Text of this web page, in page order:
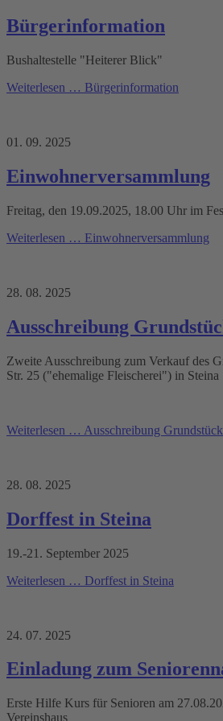
Bürgerinformation
Bushaltestelle "Heiterer Blick"
Weiterlesen … Bürgerinformation
01. 09. 2025
Einwohnerversammlung
Freitag, den 19.09.2025, 18.00 Uhr im
Weiterlesen … Einwohnerversammlung
28. 08. 2025
Ausschreibung
Zweite Ausschreibung zum Verkauf des
Str. 25 ("ehemalige Fleischerei") in Steina
Weiterlesen … Ausschreibung Grundstück
28. 08. 2025
Dorffest in Steina
19.-21. September 2025
Weiterlesen … Dorffest in Steina
24. 07. 2025
Einladung zum
Erste Hilfe Kurs für Senioren am
Vereinshaus